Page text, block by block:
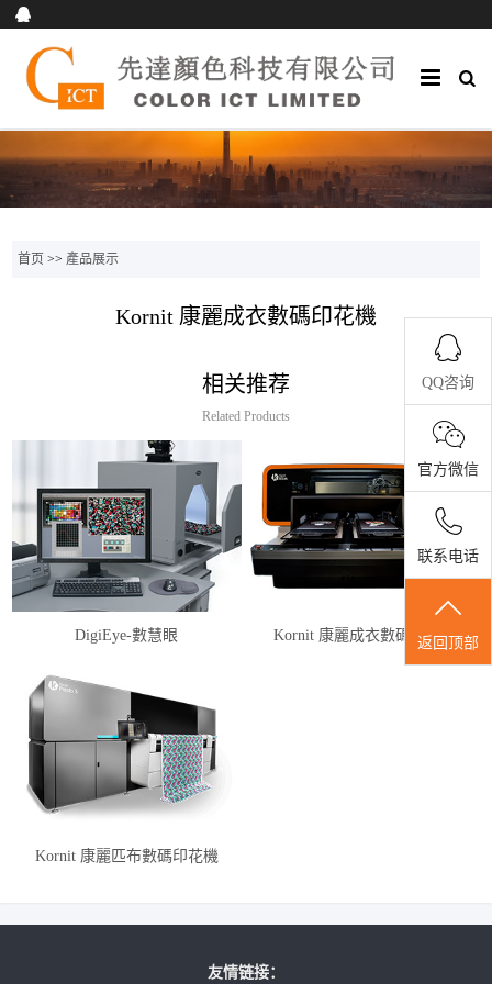
首页 >> 產品展示
Kornit 康麗成衣數碼印花機
相关推荐
Related Products
DigiEye-數慧眼 Kornit 康麗成衣數碼印花機
Kornit 康麗匹布數碼印花機
友情链接：
QQ咨询
官方微信
联系电话
返回顶部